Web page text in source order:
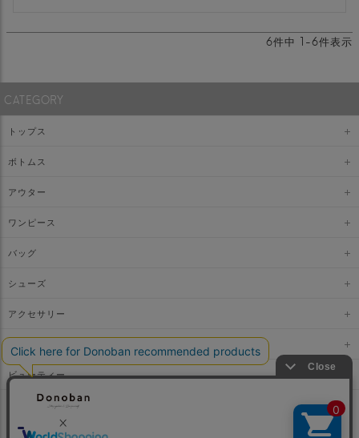
6件中 1 -6件表示
CATEGORY
トップス
ボトムス
アウター
ワンピース
バッグ
シューズ
アクセサリー
ファッショングッズ
ビューティー